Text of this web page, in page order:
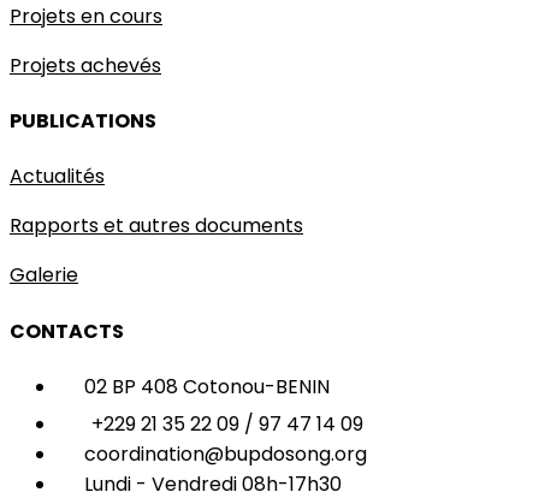
Projets en cours
Projets achevés
PUBLICATIONS
Actualités
Rapports et autres documents
Galerie
CONTACTS
02 BP 408 Cotonou-BENIN
+229 21 35 22 09 / 97 47 14 09
coordination@bupdosong.org
Lundi - Vendredi 08h-17h30